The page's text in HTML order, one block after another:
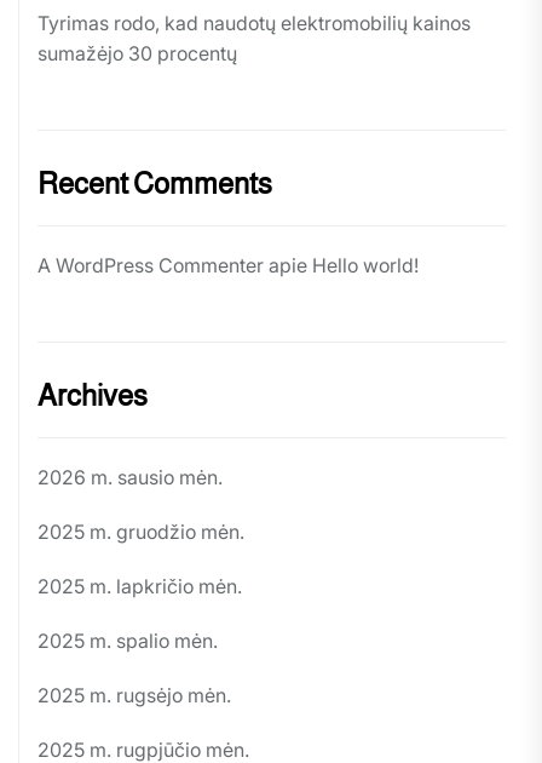
Tyrimas rodo, kad naudotų elektromobilių kainos
sumažėjo 30 procentų
Recent Comments
A WordPress Commenter apie Hello world!
Archives
2026 m. sausio mėn.
2025 m. gruodžio mėn.
2025 m. lapkričio mėn.
2025 m. spalio mėn.
2025 m. rugsėjo mėn.
2025 m. rugpjūčio mėn.